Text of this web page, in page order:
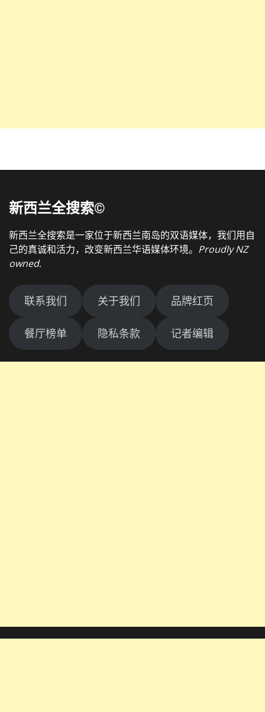
新西兰全搜索©
新西兰全搜索是一家位于新西兰南岛的双语媒体，我们用自
己的真诚和活力，改变新西兰华语媒体环境。 Proudly NZ
owned.
联系我们 关于我们 品牌红页
餐厅榜单 隐私条款 记者编辑